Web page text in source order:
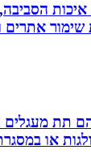
הסביבה,
אתרים
תת מעגלים
או במסגרת